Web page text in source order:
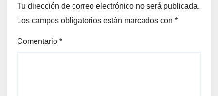
Tu dirección de correo electrónico no será publicada.
Los campos obligatorios están marcados con *
Comentario *